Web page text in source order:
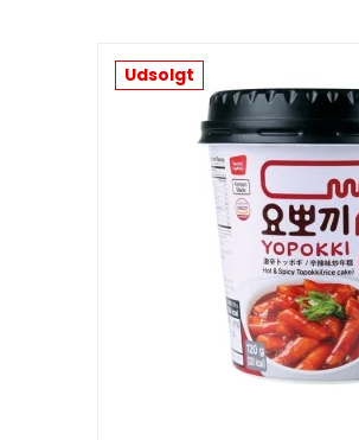
Udsolgt